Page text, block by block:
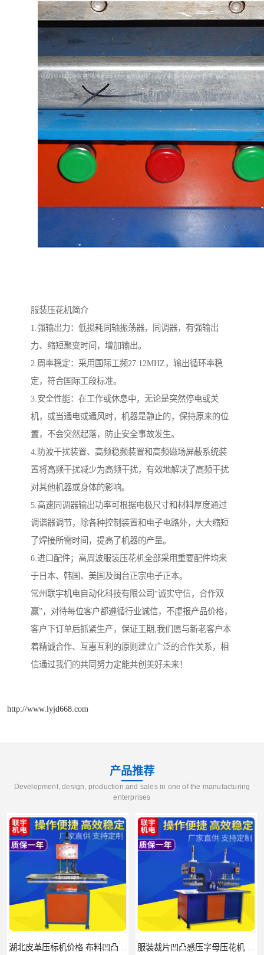
服装压花机简介
1.强输出力：低损耗同轴振荡器，同调器，有强输出
力、缩短聚变时间，增加输出。
2.周率稳定：采用国际工频27.12MHZ，输出循环率稳
定，符合国际工段标准。
3.安全性能：在工作或休息中，无论是突然停电或关
机，或当通电或通风时，机器是静止的，保持原来的位
置，不会突然起落，防止安全事故发生。
4.防波干扰装置、高频稳频装置和高频磁场屏蔽系统装
置将高频干扰减少为高频干扰，有效地解决了高频干扰
对其他机器或身体的影响。
5.高速同调器输出功率可根据电极尺寸和材料厚度通过
调谐器调节，除各种控制装置和电子电路外，大大缩短
了焊接所需时间，提高了机器的产量。
6.进口配件；高周波服装压花机全部采用重要配件均来
于日本、韩国、美国及闽台正宗电子正本。
常州联宇机电自动化科技有限公司“诚实守信，合作双
赢”，对待每位客户都遵循行业诚信，不虚报产品价格，
客户下订单后抓紧生产，保证工期,我们愿与新老客户本
着精诚合作、互惠互利的原则建立广泛的合作关系，相
信通过我们的共同努力定能共创美好未来！
http://www.lyjd668.com
产品推荐
Development, design, production and sales in one of the manufacturing
enterprises